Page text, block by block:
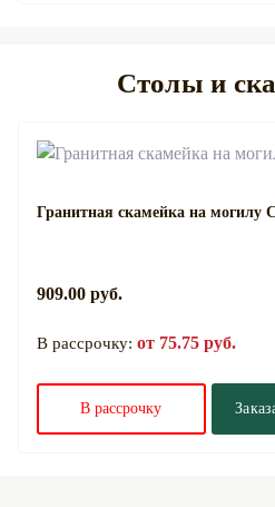
Столы и
Гранитная скамейка на могилу
909.00 руб.
В рассрочку: от 75.75 руб.
В рассрочку